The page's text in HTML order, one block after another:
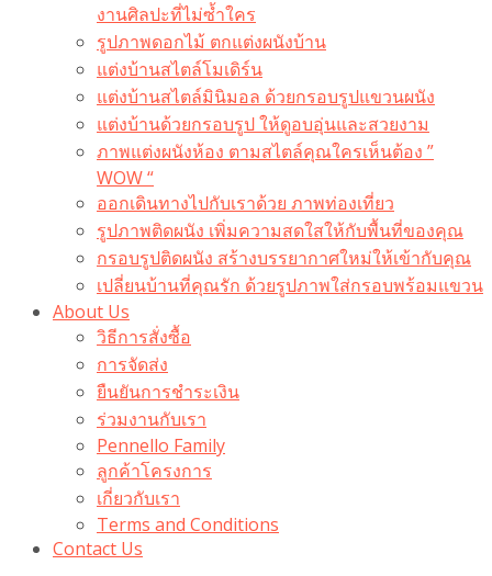
งานศิลปะที่ไม่ซ้ำใคร
รูปภาพดอกไม้ ตกแต่งผนังบ้าน
แต่งบ้านสไตล์โมเดิร์น
แต่งบ้านสไตล์มินิมอล ด้วยกรอบรูปแขวนผนัง
แต่งบ้านด้วยกรอบรูป ให้ดูอบอุ่นและสวยงาม
ภาพแต่งผนังห้อง ตามสไตล์คุณใครเห็นต้อง ”
WOW “
ออกเดินทางไปกับเราด้วย ภาพท่องเที่ยว
รูปภาพติดผนัง เพิ่มความสดใสให้กับพื้นที่ของคุณ
กรอบรูปติดผนัง สร้างบรรยากาศใหม่ให้เข้ากับคุณ
เปลี่ยนบ้านที่คุณรัก ด้วยรูปภาพใส่กรอบพร้อมแขวน​
About Us
วิธีการสั่งซื้อ
การจัดส่ง
ยืนยันการชำระเงิน
ร่วมงานกับเรา
Pennello Family
ลูกค้าโครงการ
เกี่ยวกับเรา
Terms and Conditions
Contact Us